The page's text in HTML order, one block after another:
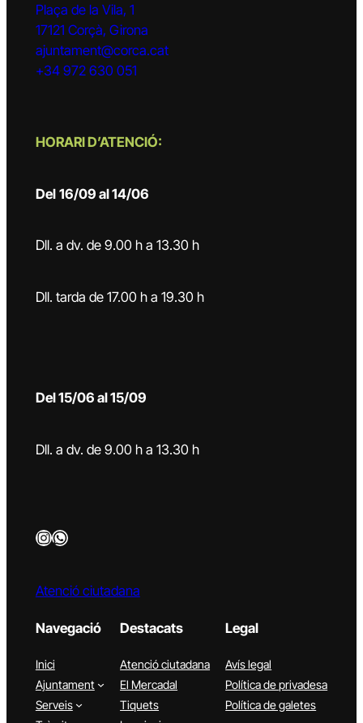
Plaça de la Vila, 1
17121 Corçà, Girona
ajuntament@corca.cat
+34 972 630 051
HORARI D’ATENCIÓ:
Del 16/09 al 14/06
Dll. a dv. de 9.00 h a 13.30 h
Dll. tarda de 17.00 h a 19.30 h
Del 15/06 al 15/09
Dll. a dv. de 9.00 h a 13.30 h
InstagramWhatsApp
Atenció ciutadana
Navegació
Inici
Ajuntament
Serveis
Destacats
Atenció ciutadana
El Mercadal
Tiquets
Legal
Avís legal
Política de privadesa
Política de galetes